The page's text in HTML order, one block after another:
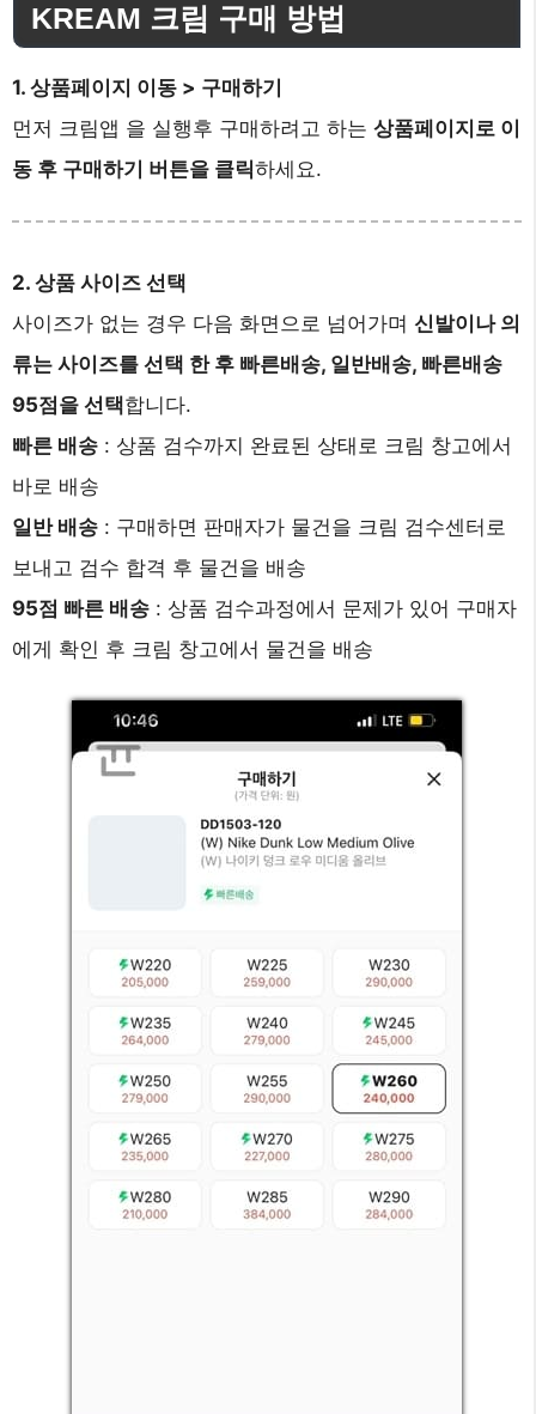
KREAM 크림 구매 방법
1. 상품페이지 이동 > 구매하기
먼저 크림앱 을 실행후 구매하려고 하는 상품페이지로 이
동 후 구매하기 버튼을 클릭하세요.
2. 상품 사이즈 선택
사이즈가 없는 경우 다음 화면으로 넘어가며 신발이나 의
류는 사이즈를 선택 한 후 빠른배송, 일반배송, 빠른배송
95점을 선택합니다.
빠른 배송 : 상품 검수까지 완료된 상태로 크림 창고에서
바로 배송
일반 배송 : 구매하면 판매자가 물건을 크림 검수센터로
보내고 검수 합격 후 물건을 배송
95점 빠른 배송 : 상품 검수과정에서 문제가 있어 구매자
에게 확인 후 크림 창고에서 물건을 배송